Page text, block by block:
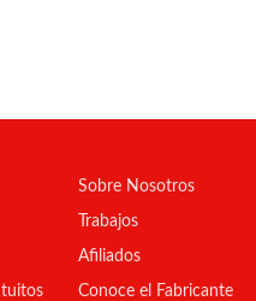
Sobre Nosotros
Trabajos
Afiliados
Conoce el Fabricante